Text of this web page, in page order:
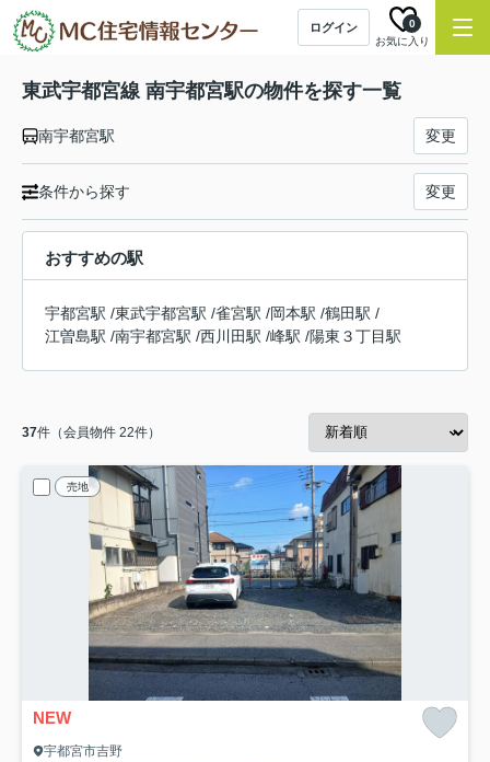
ログイン
お気に入り
0
東武宇都宮線 南宇都宮駅の物件を探す一覧
南宇都宮駅 変更
条件から探す 変更
おすすめの駅
宇都宮駅 /東武宇都宮駅 /雀宮駅 /岡本駅 /鶴田駅 /
江曽島駅 /南宇都宮駅 /西川田駅 /峰駅 /陽東３丁目駅
37件（会員物件 22件）
売地
NEW
宇都宮市吉野